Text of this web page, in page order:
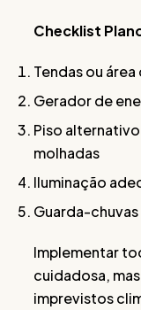
Checklist
Tendas ou
Gerador de
Piso
molhadas
Iluminação
Guarda-
Implementar
cuidadosa,
imprevistos